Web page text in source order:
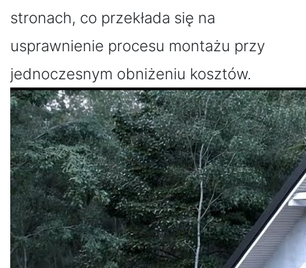
stronach, co przekłada się na
usprawnienie procesu montażu przy
jednoczesnym obniżeniu kosztów.